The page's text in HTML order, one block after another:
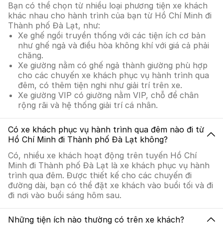
Bạn có thể chọn từ nhiều loại phương tiện xe khách
khác nhau cho hành trình của bạn từ Hồ Chí Minh đi
Thành phố Đà Lạt, như:
Xe ghế ngồi truyền thống với các tiện ích cơ bản
như ghế ngả và điều hòa không khí với giá cả phải
chăng.
Xe giường nằm có ghế ngả thành giường phù hợp
cho các chuyến xe khách phục vụ hành trình qua
đêm, có thêm tiện nghi như giải trí trên xe.
Xe giường VIP có giường nằm VIP, chỗ để chân
rộng rãi và hệ thống giải trí cá nhân.
Có xe khách phục vụ hành trình qua đêm nào đi từ
Hồ Chí Minh đi Thành phố Đà Lạt không?
Có, nhiều xe khách hoạt động trên tuyến Hồ Chí
Minh đi Thành phố Đà Lạt là xe khách phục vụ hành
trình qua đêm. Được thiết kế cho các chuyến đi
đường dài, bạn có thể đặt xe khách vào buổi tối và đi
đi nơi vào buổi sáng hôm sau.
Những tiện ích nào thường có trên xe khách?